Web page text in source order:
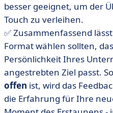
besser geeignet, um der
Touch zu verleihen.
✅ Zusammenfassend
Format wählen sollten,
Persönlichkeit Ihres
angestrebten Ziel passt.
offen ist, wird das
die Erfahrung für Ihre